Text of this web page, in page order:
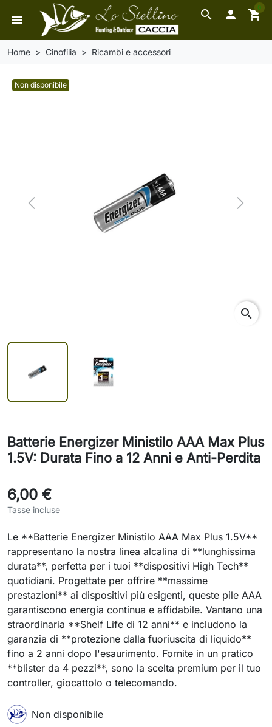
search
menu  shopping_cart
0
Home Cinofilia Ricambi e accessori
Non disponibile
Previous Next
search
Batterie Energizer Ministilo AAA Max Plus
1.5V: Durata Fino a 12 Anni e Anti-Perdita
6,00 €
Tasse incluse
Le **Batterie Energizer Ministilo AAA Max Plus 1.5V**
rappresentano la nostra linea alcalina di **lunghissima
durata**, perfetta per i tuoi **dispositivi High Tech**
quotidiani. Progettate per offrire **massime
prestazioni** ai dispositivi più esigenti, queste pile AAA
garantiscono energia continua e affidabile. Vantano una
straordinaria **Shelf Life di 12 anni** e includono la
garanzia di **protezione dalla fuoriuscita di liquido**
fino a 2 anni dopo l'esaurimento. Fornite in un pratico
**blister da 4 pezzi**, sono la scelta premium per il tuo
controller, giocattolo o telecomando.
Non disponibile